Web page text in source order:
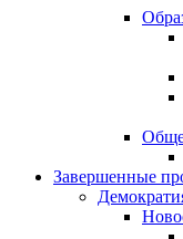
Завершенные